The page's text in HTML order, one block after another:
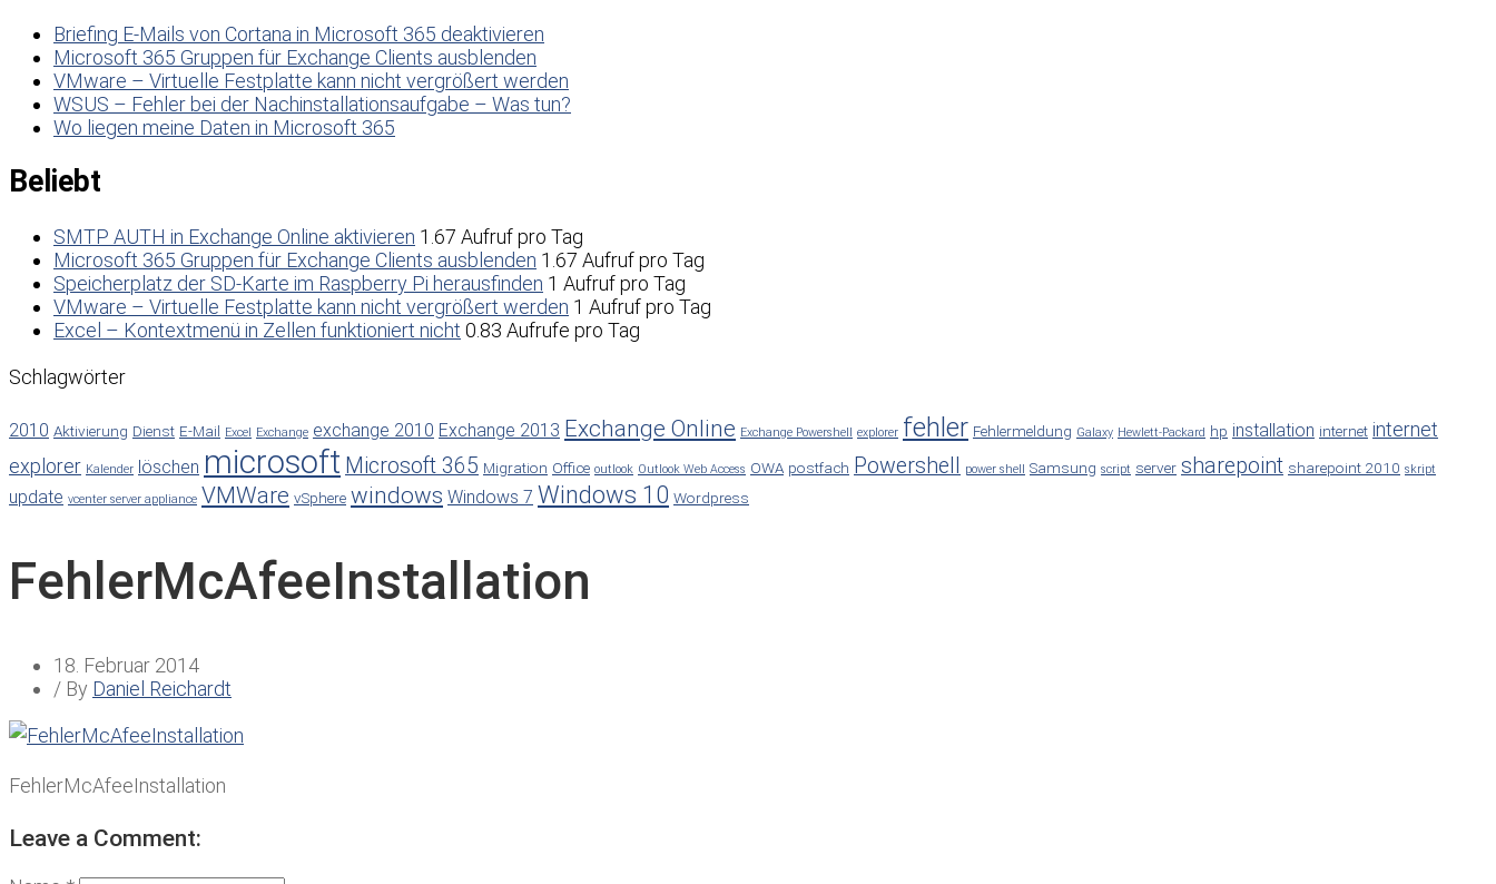
Briefing E-Mails von Cortana in Microsoft 365 deaktivieren
Microsoft 365 Gruppen für Exchange Clients ausblenden
VMware – Virtuelle Festplatte kann nicht vergrößert werden
WSUS – Fehler bei der Nachinstallationsaufgabe – Was tun?
Wo liegen meine Daten in Microsoft 365
Beliebt
SMTP AUTH in Exchange Online aktivieren 1.67 Aufruf pro Tag
Microsoft 365 Gruppen für Exchange Clients ausblenden 1.67 Aufruf pro Tag
Speicherplatz der SD-Karte im Raspberry Pi herausfinden 1 Aufruf pro Tag
VMware – Virtuelle Festplatte kann nicht vergrößert werden 1 Aufruf pro Tag
Excel – Kontextmenü in Zellen funktioniert nicht 0.83 Aufrufe pro Tag
Schlagwörter
2010 Aktivierung Dienst E-Mail Excel Exchange exchange 2010 Exchange 2013 Exchange Online Exchange Powershell explorer fehler Fehlermeldung Galaxy Hewlett-Packard hp installation internet internet
explorer Kalender löschen microsoft Microsoft 365 Migration Office outlook Outlook Web Access OWA postfach Powershell power shell Samsung script server sharepoint sharepoint 2010 skript
update vcenter server appliance VMWare vSphere windows Windows 7 Windows 10 Wordpress
FehlerMcAfeeInstallation
18. Februar 2014
/ By Daniel Reichardt
FehlerMcAfeeInstallation
Leave a Comment: